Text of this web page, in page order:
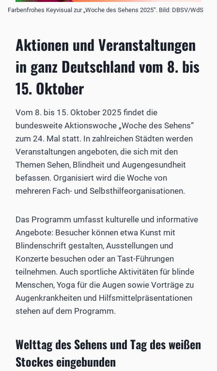
Farbenfrohes Keyvisual zur „Woche des Sehens 2025“. Bild: DBSV/WdS
Aktionen und Veranstaltungen
in ganz Deutschland vom 8. bis
15. Oktober
Vom 8. bis 15. Oktober 2025 findet die
bundesweite Aktionswoche „Woche des Sehens“
zum 24. Mal statt. In zahlreichen Städten werden
Veranstaltungen angeboten, die sich mit den
Themen Sehen, Blindheit und Augengesundheit
befassen. Organisiert wird die Woche von
mehreren Fach- und Selbsthilfeorganisationen.
Das Programm umfasst kulturelle und informative
Angebote: Besucher können etwa Kunst mit
Blindenschrift gestalten, Ausstellungen und
Konzerte besuchen oder an Tast-Führungen
teilnehmen. Auch sportliche Aktivitäten für blinde
Menschen, Yoga für die Augen sowie Vorträge zu
Augenkrankheiten und Hilfsmittelpräsentationen
stehen auf dem Programm.
Welttag des Sehens und Tag des weißen
Stockes eingebunden